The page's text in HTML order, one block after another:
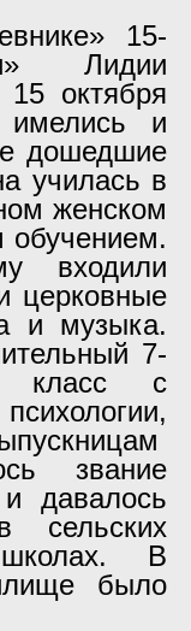
15-
Лидии
15 октября
имелись и
дошедшие
училась в
женском
обучением.
входили
церковные
и музыка.
7-
класс с
звание
давалось
сельских
школах. В
было